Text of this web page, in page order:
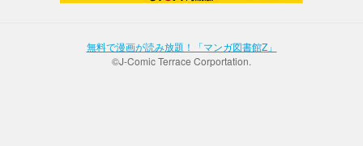
無料で漫画が読み放題！「マンガ図書館Z」
©J-Comic Terrace Corportation.